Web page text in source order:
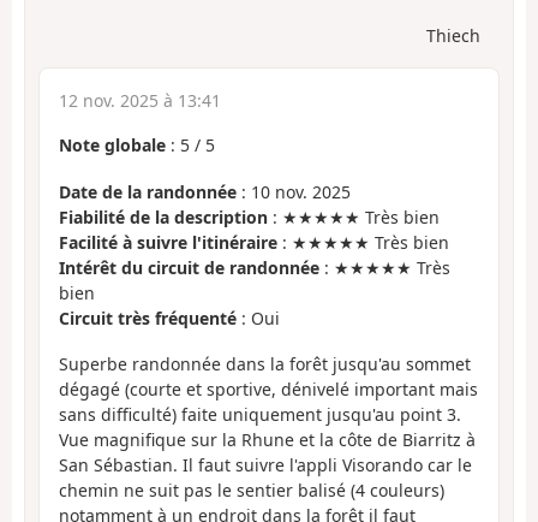
Thiech
12 nov. 2025 à 13:41
Note globale : 5 / 5
Date de la randonnée : 10 nov. 2025
Fiabilité de la description : ★★★★★ Très bien
Facilité à suivre l'itinéraire : ★★★★★ Très bien
Intérêt du circuit de randonnée : ★★★★★ Très
bien
Circuit très fréquenté : Oui
Superbe randonnée dans la forêt jusqu'au sommet
dégagé (courte et sportive, dénivelé important mais
sans difficulté) faite uniquement jusqu'au point 3.
Vue magnifique sur la Rhune et la côte de Biarritz à
San Sébastian. Il faut suivre l'appli Visorando car le
chemin ne suit pas le sentier balisé (4 couleurs)
notamment à un endroit dans la forêt il faut